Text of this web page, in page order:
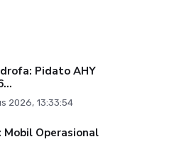
Pidato AHY
2026, 13:33:54
Mobil Operasional